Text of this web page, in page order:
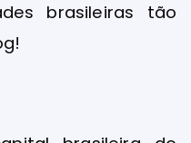
brasileiras tão